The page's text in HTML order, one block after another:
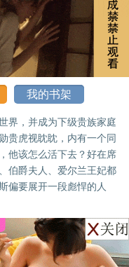
我的书架
界，并成为下级贵族家庭
贵虎视眈眈，内有一个同
他该怎么活下去？好在席
伯爵夫人、爱尔兰王妃都
偏要展开一段彪悍的人